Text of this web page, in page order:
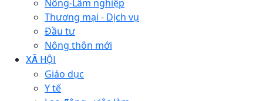
Nông-Lâm nghiệp
Thương mại - Dịch vụ
Đầu tư
Nông thôn mới
XÃ HỘI
Giáo dục
Y tế